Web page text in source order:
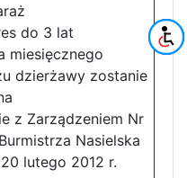
do 3 lat
miesięcznego
dzierżawy zostanie
z Zarządzeniem Nr
Nasielska
lutego 2012 r.